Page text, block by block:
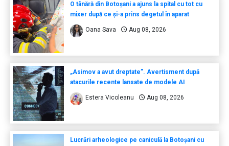
O tânără din Botoșani a ajuns la spital cu tot cu
mixer după ce și-a prins degetul în aparat
Oana Sava Aug 08, 2026
„Asimov a avut dreptate”. Avertisment după
atacurile recente lansate de modele AI
Estera Vicoleanu Aug 08, 2026
Lucrări arheologice pe caniculă la Botoșani cu